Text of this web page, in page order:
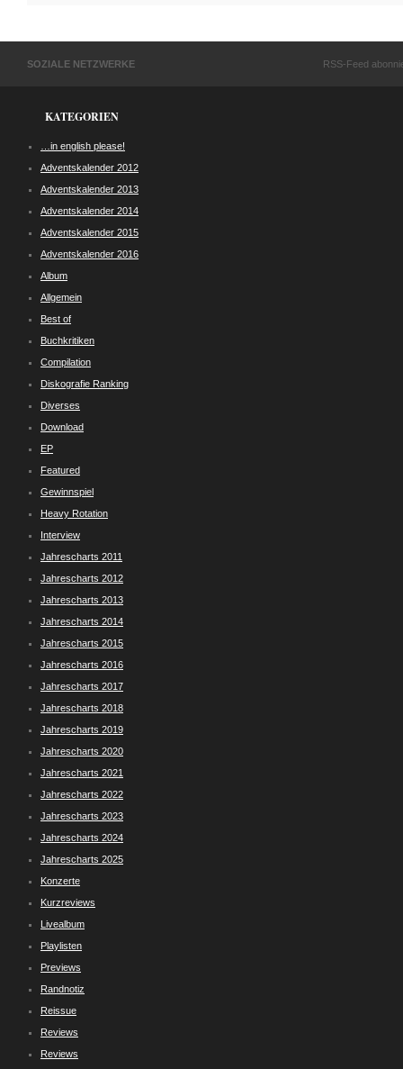
SOZIALE NETZWERKE RSS-Feed
KATEGORIEN
…in english please!
Adventskalender 2012
Adventskalender 2013
Adventskalender 2014
Adventskalender 2015
Adventskalender 2016
Album
Allgemein
Best of
Buchkritiken
Compilation
Diskografie Ranking
Diverses
Download
EP
Featured
Gewinnspiel
Heavy Rotation
Interview
Jahrescharts 2011
Jahrescharts 2012
Jahrescharts 2013
Jahrescharts 2014
Jahrescharts 2015
Jahrescharts 2016
Jahrescharts 2017
Jahrescharts 2018
Jahrescharts 2019
Jahrescharts 2020
Jahrescharts 2021
Jahrescharts 2022
Jahrescharts 2023
Jahrescharts 2024
Jahrescharts 2025
Konzerte
Kurzreviews
Livealbum
Playlisten
Previews
Randnotiz
Reissue
Reviews
Reviews